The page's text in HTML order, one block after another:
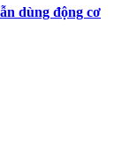
dùng động cơ